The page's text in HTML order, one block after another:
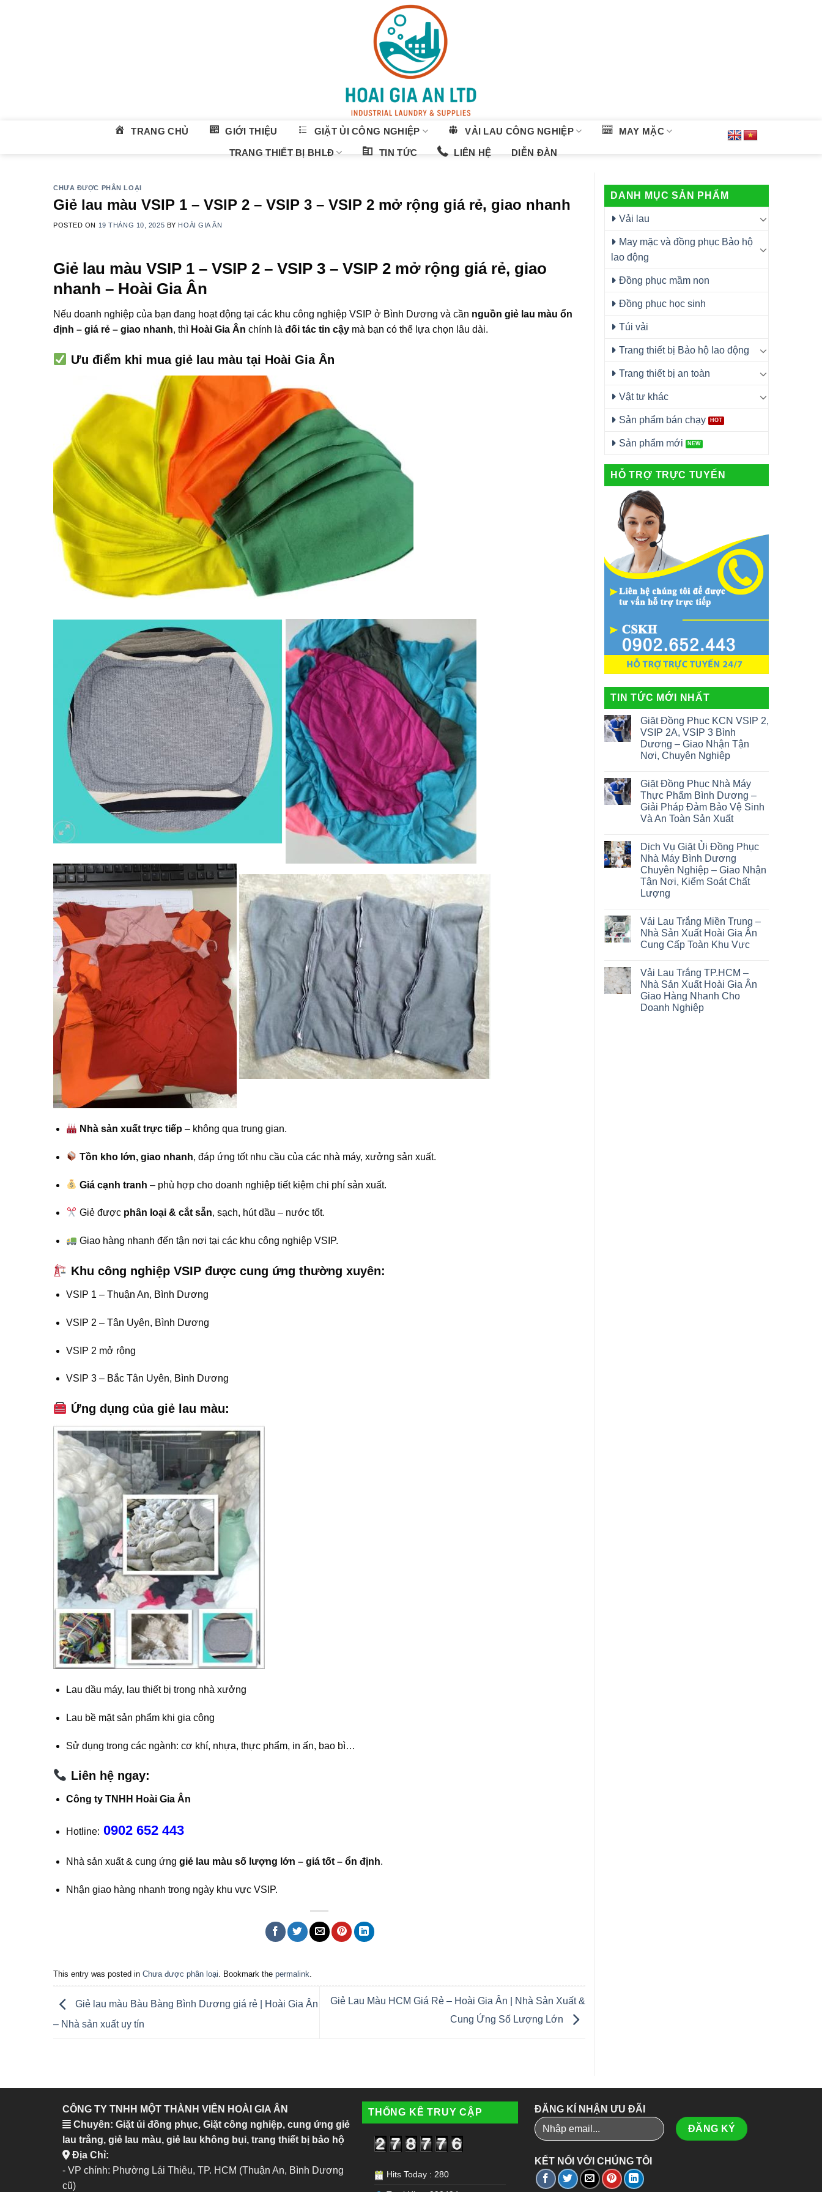
TRANG CHỦ GIỚI THIỆU GIẶT ỦI CÔNG NGHIỆP VẢI LAU CÔNG NGHIỆP MAY MẶC
TRANG THIẾT BỊ BHLĐ TIN TỨC LIÊN HỆ DIỄN ĐÀN
CHƯA ĐƯỢC PHÂN LOẠI
Giẻ lau màu VSIP 1 – VSIP 2 – VSIP 3 – VSIP 2 mở rộng giá rẻ, giao nhanh
POSTED ON 19 THÁNG 10, 2025 BY HOÀI GIA ÂN
Giẻ lau màu VSIP 1 – VSIP 2 – VSIP 3 – VSIP 2 mở rộng giá rẻ, giao
nhanh – Hoài Gia Ân
Nếu doanh nghiệp của bạn đang hoạt động tại các khu công nghiệp VSIP ở Bình Dương và cần nguồn giẻ lau màu ổn
định – giá rẻ – giao nhanh, thì Hoài Gia Ân chính là đối tác tin cậy mà bạn có thể lựa chọn lâu dài.
Ưu điểm khi mua giẻ lau màu tại Hoài Gia Ân
Nhà sản xuất trực tiếp – không qua trung gian.
Tồn kho lớn, giao nhanh, đáp ứng tốt nhu cầu của các nhà máy, xưởng sản xuất.
Giá cạnh tranh – phù hợp cho doanh nghiệp tiết kiệm chi phí sản xuất.
Giẻ được phân loại & cắt sẵn, sạch, hút dầu – nước tốt.
Giao hàng nhanh đến tận nơi tại các khu công nghiệp VSIP.
Khu công nghiệp VSIP được cung ứng thường xuyên:
VSIP 1 – Thuận An, Bình Dương
VSIP 2 – Tân Uyên, Bình Dương
VSIP 2 mở rộng
VSIP 3 – Bắc Tân Uyên, Bình Dương
Ứng dụng của giẻ lau màu:
Lau dầu máy, lau thiết bị trong nhà xưởng
Lau bề mặt sản phẩm khi gia công
Sử dụng trong các ngành: cơ khí, nhựa, thực phẩm, in ấn, bao bì…
Liên hệ ngay:
Công ty TNHH Hoài Gia Ân
Hotline: 0902 652 443
Nhà sản xuất & cung ứng giẻ lau màu số lượng lớn – giá tốt – ổn định.
Nhận giao hàng nhanh trong ngày khu vực VSIP.
This entry was posted in Chưa được phân loại. Bookmark the permalink.
Giẻ lau màu Bàu Bàng Bình Dương giá rẻ | Hoài Gia Ân
– Nhà sản xuất uy tín
Giẻ Lau Màu HCM Giá Rẻ – Hoài Gia Ân | Nhà Sản Xuất &
Cung Ứng Số Lượng Lớn
DANH MỤC SẢN PHẨM
Vải lau
May mặc và đồng phục Bảo hộ
lao động
Đồng phục mầm non
Đồng phục học sinh
Túi vải
Trang thiết bị Bảo hộ lao động
Trang thiết bị an toàn
Vật tư khác
Sản phẩm bán chạy
Sản phẩm mới
HỖ TRỢ TRỰC TUYẾN
TIN TỨC MỚI NHẤT
Giặt Đồng Phục KCN VSIP 2,
VSIP 2A, VSIP 3 Bình
Dương – Giao Nhận Tận
Nơi, Chuyên Nghiệp
Giặt Đồng Phục Nhà Máy
Thực Phẩm Bình Dương –
Giải Pháp Đảm Bảo Vệ Sinh
Và An Toàn Sản Xuất
Dịch Vụ Giặt Ủi Đồng Phục
Nhà Máy Bình Dương
Chuyên Nghiệp – Giao Nhận
Tận Nơi, Kiểm Soát Chất
Lượng
Vải Lau Trắng Miền Trung –
Nhà Sản Xuất Hoài Gia Ân
Cung Cấp Toàn Khu Vực
Vải Lau Trắng TP.HCM –
Nhà Sản Xuất Hoài Gia Ân
Giao Hàng Nhanh Cho
Doanh Nghiệp
CÔNG TY TNHH MỘT THÀNH VIÊN HOÀI GIA ÂN
Chuyên: Giặt ủi đồng phục, Giặt công nghiệp, cung ứng giẻ
lau trắng, giẻ lau màu, giẻ lau không bụi, trang thiết bị bảo hộ
Địa Chỉ:
- VP chính: Phường Lái Thiêu, TP. HCM (Thuận An, Bình Dương
cũ)
THỐNG KÊ TRUY CẬP
Hits Today : 280
ĐĂNG KÍ NHẬN ƯU ĐÃI
KẾT NỐI VỚI CHÚNG TÔI